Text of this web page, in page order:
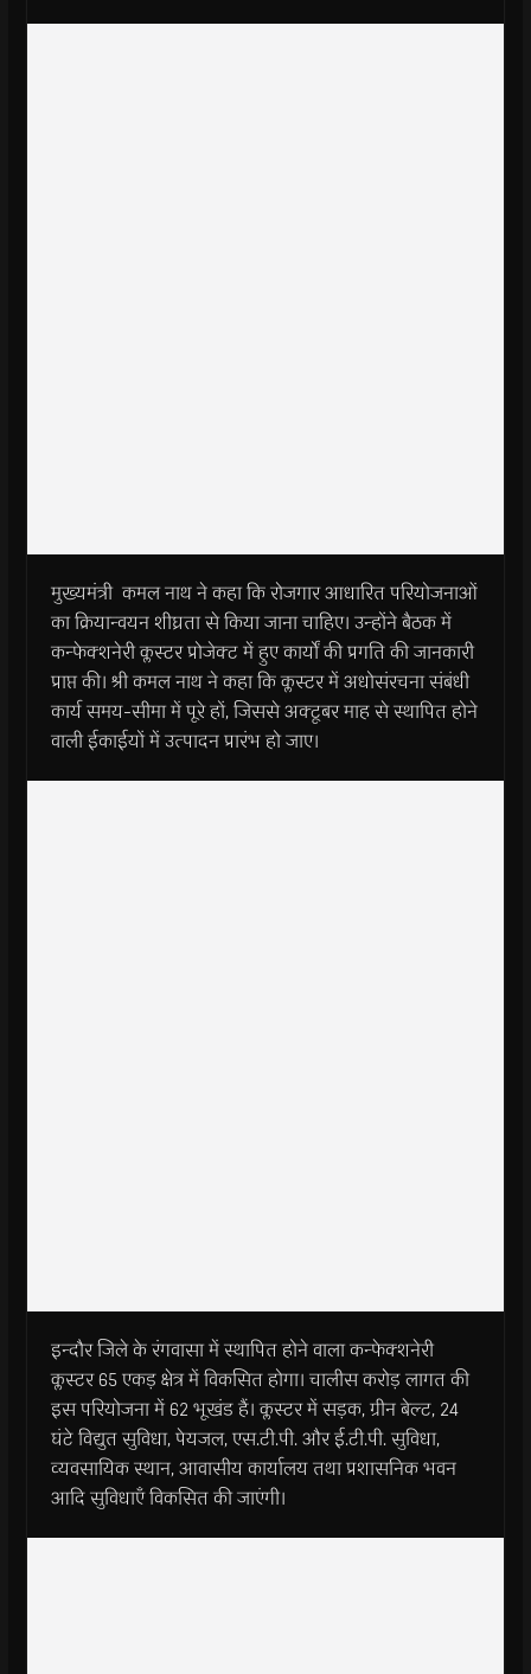
मुख्यमंत्री कमल नाथ ने कहा कि रोजगार आधारित परियोजनाओं
का क्रियान्वयन शीघ्रता से किया जाना चाहिए। उन्होंने बैठक में
कन्फेक्शनेरी क्लस्टर प्रोजेक्ट में हुए कार्यों की प्रगति की जानकारी
प्राप्त की। श्री कमल नाथ ने कहा कि क्लस्टर में अधोसंरचना संबंधी
कार्य समय-सीमा में पूरे हों, जिससे अक्टूबर माह से स्थापित होने
वाली ईकाईयों में उत्पादन प्रारंभ हो जाए।
इन्दौर जिले के रंगवासा में स्थापित होने वाला कन्फेक्शनेरी
क्लस्टर 65 एकड़ क्षेत्र में विकसित होगा। चालीस करोड़ लागत की
इस परियोजना में 62 भूखंड हैं। क्लस्टर में सड़क, ग्रीन बेल्ट, 24
घंटे विद्युत सुविधा, पेयजल, एस.टी.पी. और ई.टी.पी. सुविधा,
व्यवसायिक स्थान, आवासीय कार्यालय तथा प्रशासनिक भवन
आदि सुविधाएँ विकसित की जाएंगी।